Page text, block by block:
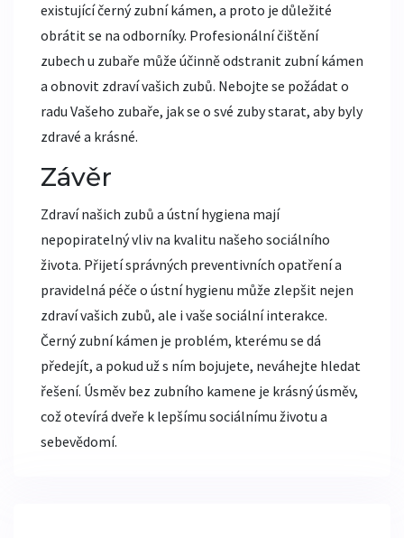
existující černý zubní kámen, a proto je důležité
obrátit se na odborníky. Profesionální čištění
zubech u zubaře může účinně odstranit zubní kámen
a obnovit zdraví vašich zubů. Nebojte se požádat o
radu Vašeho zubaře, jak se o své zuby starat, aby byly
zdravé a krásné.
Závěr
Zdraví našich zubů a ústní hygiena mají
nepopiratelný vliv na kvalitu našeho sociálního
života. Přijetí správných preventivních opatření a
pravidelná péče o ústní hygienu může zlepšit nejen
zdraví vašich zubů, ale i vaše sociální interakce.
Černý zubní kámen je problém, kterému se dá
předejít, a pokud už s ním bojujete, neváhejte hledat
řešení. Úsměv bez zubního kamene je krásný úsměv,
což otevírá dveře k lepšímu sociálnímu životu a
sebevědomí.